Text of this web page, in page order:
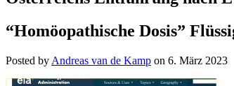
“Homöopathische Dosis”
Posted by Andreas van de Kamp on 6. März 2023